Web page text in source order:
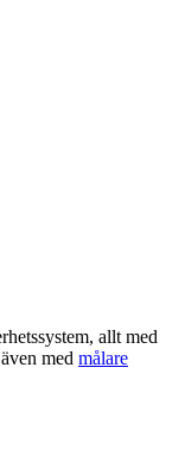
allt med
med målare